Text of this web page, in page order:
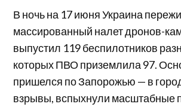
В ночь на 17 июня Украина
массированный налет дронов-
выпустил 119 беспилотников
которых ПВО приземлила 97.
пришелся по Запорожью — в
взрывы, вспыхнули масштабные